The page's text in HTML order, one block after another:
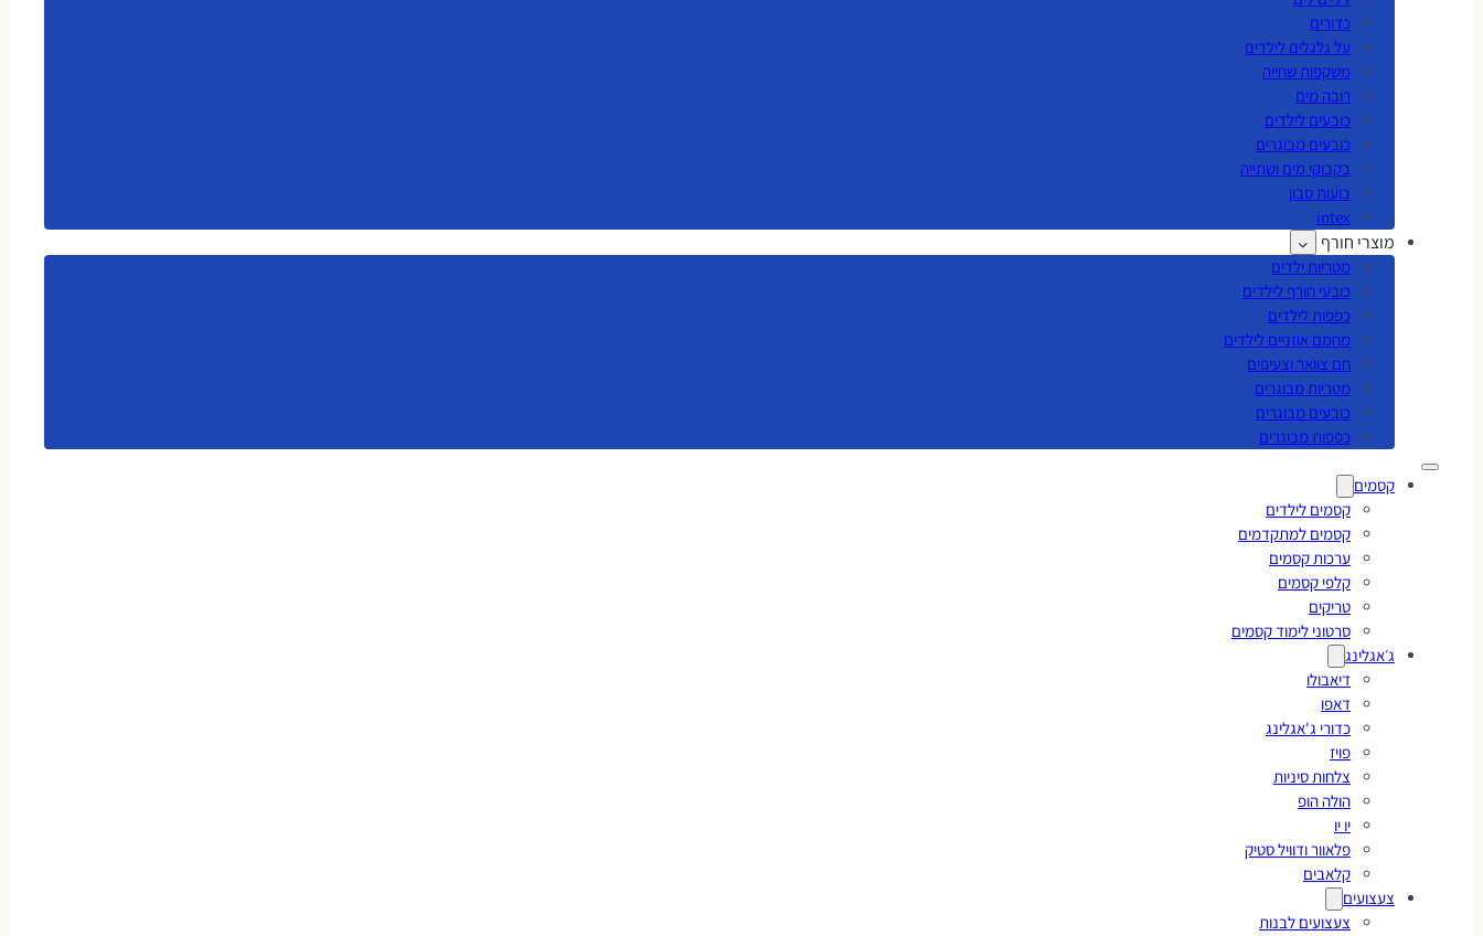
כדורים
על גלגלים לילדים
משקפות שחייה
רובה מים
כובעים לילדים
כובעים מבוגרים
בקבוקי מים ושתייה
בועות סבון
intex
מוצרי חורף
מטריות ילדים
כובעי חורף לילדים
כפפות לילדים
מחמם אוזניים לילדים
חם צוואר וצעיפים
מטריות מבוגרים
כובעים מבוגרים
כפפות מבוגרים
קסמים
קסמים לילדים
קסמים למתקדמים
ערכות קסמים
קלפי קסמים
טריקים
סרטוני לימוד קסמים
ג׳אגלינג
דיאבולו
דאפו
כדורי ג'אגלינג
פויז
צלחות סיניות
הולה הופ
יו יו
פלאוור ודוויל סטיק
קלאבים
צעצועים
צעצועים לבנות